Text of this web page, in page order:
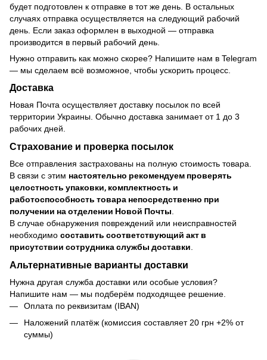
будет подготовлен к отправке в тот же день. В остальных
случаях отправка осуществляется на следующий рабочий
день. Если заказ оформлен в выходной — отправка
производится в первый рабочий день.
Нужно отправить как можно скорее? Напишите нам в Telegram
— мы сделаем всё возможное, чтобы ускорить процесс.
Доставка
Новая Почта осуществляет доставку посылок по всей
территории Украины. Обычно доставка занимает от 1 до 3
рабочих дней.
Страхование и проверка посылок
Все отправления застрахованы на полную стоимость товара.
В связи с этим настоятельно рекомендуем проверять
целостность упаковки, комплектность и
работоспособность товара непосредственно при
получении на отделении Новой Почты
В случае обнаружения повреждений или неисправностей
необходимо составить соответствующий акт в
присутствии сотрудника службы доставки
Альтернативные варианты доставки
Нужна другая служба доставки или особые условия?
Напишите нам — мы подберём подходящее решение.
Оплата по реквизитам (IBAN)
Наложений платёж (комиссия составляет 20 грн +2% от
суммы)